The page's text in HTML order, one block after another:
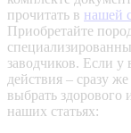
прочитать в нашей
Приобретайте
заводчиков. Если у
действия – сразу
выбрать здорового
наших статьях: